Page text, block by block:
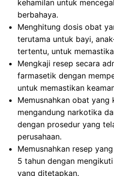
kehamilan untuk
berbahaya.
Menghitung dosis obat
terutama untuk bayi,
tertentu, untuk
Mengkaji resep secara
farmasetik dengan
untuk memastikan
Memusnahkan obat yang
mengandung narkotika
dengan prosedur yang
perusahaan.
Memusnahkan resep
5 tahun dengan
yang ditetapkan.